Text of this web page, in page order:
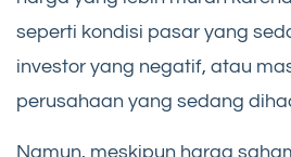
seperti kondisi pasar yang
investor yang negatif, atau
perusahaan yang sedang
Namun, meskipun harga